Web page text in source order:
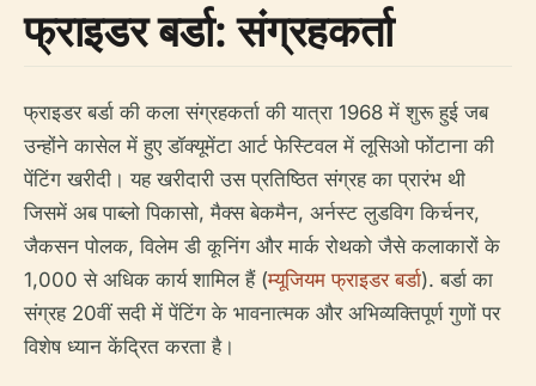
फ्राइडर बर्डा: संग्रहकर्ता
फ्राइडर बर्डा की कला संग्रहकर्ता की यात्रा 1968 में शुरू हुई जब
उन्होंने कासेल में हुए डॉक्यूमेंटा आर्ट फेस्टिवल में लूसिओ फोंटाना की
पेंटिंग खरीदी। यह खरीदारी उस प्रतिष्ठित संग्रह का प्रारंभ थी
जिसमें अब पाब्लो पिकासो, मैक्स बेकमैन, अर्नस्ट लुडविग किर्चनर,
जैकसन पोलक, विलेम डी कूनिंग और मार्क रोथको जैसे कलाकारों के
1,000 से अधिक कार्य शामिल हैं (म्यूजियम फ्राइडर बर्डा). बर्डा का
संग्रह 20वीं सदी में पेंटिंग के भावनात्मक और अभिव्यक्तिपूर्ण गुणों पर
विशेष ध्यान केंद्रित करता है।